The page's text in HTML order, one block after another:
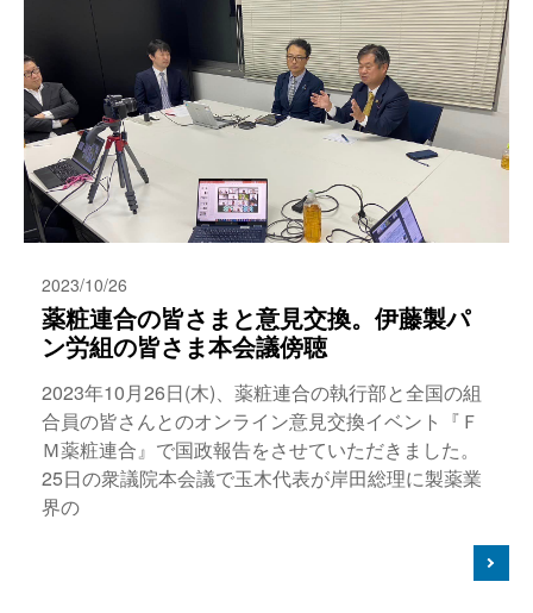
2023/10/26
薬粧連合の皆さまと意見交換。伊藤製パ
ン労組の皆さま本会議傍聴
2023年10月26日(木)、薬粧連合の執行部と全国の組
合員の皆さんとのオンライン意見交換イベント『Ｆ
Ｍ薬粧連合』で国政報告をさせていただきました。
25日の衆議院本会議で玉木代表が岸田総理に製薬業
界の